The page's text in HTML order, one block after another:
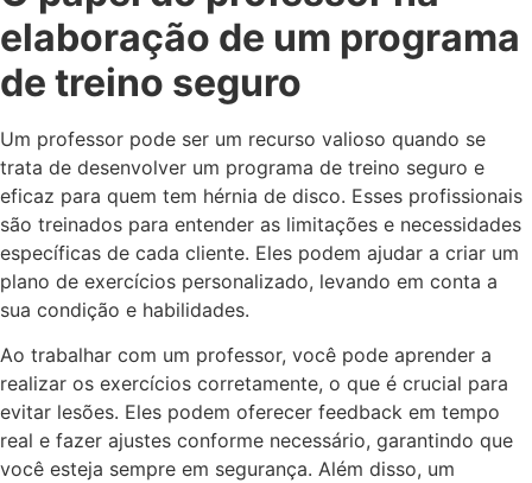
elaboração de um programa
de treino seguro
Um professor pode ser um recurso valioso quando se
trata de desenvolver um programa de treino seguro e
eficaz para quem tem hérnia de disco. Esses profissionais
são treinados para entender as limitações e necessidades
específicas de cada cliente. Eles podem ajudar a criar um
plano de exercícios personalizado, levando em conta a
sua condição e habilidades.
Ao trabalhar com um professor, você pode aprender a
realizar os exercícios corretamente, o que é crucial para
evitar lesões. Eles podem oferecer feedback em tempo
real e fazer ajustes conforme necessário, garantindo que
você esteja sempre em segurança. Além disso, um